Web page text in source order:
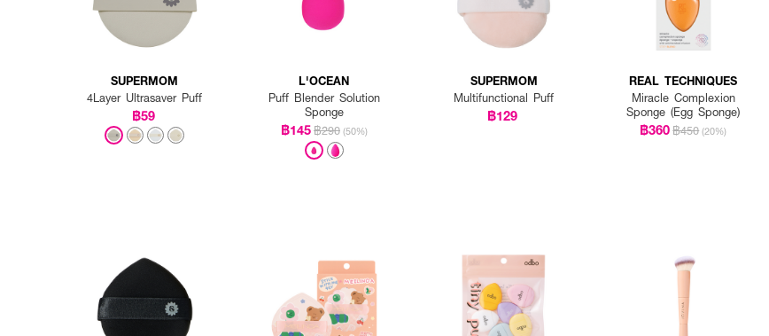
SUPERMOM
4Layer Ultrasaver Puff
฿59
L'OCEAN
Puff Blender Solution
Sponge
฿145฿290 (50%)
SUPERMOM
Multifunctional Puff
฿129
REAL TECHNIQUES
Miracle Complexion
Sponge (Egg Sponge)
฿360฿450 (20%)